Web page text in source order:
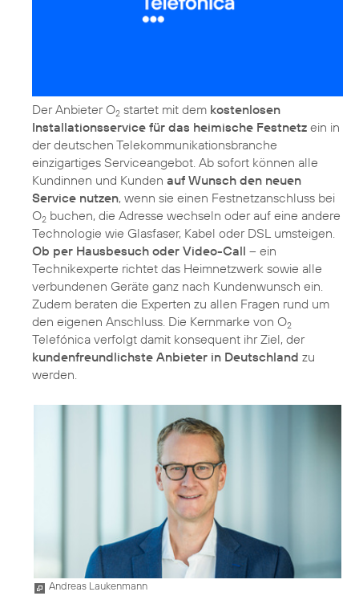
Der Anbieter O2 startet mit dem kostenlosen
Installationsservice für das heimische Festnetz ein in
der deutschen Telekommunikationsbranche
einzigartiges Serviceangebot. Ab sofort können alle
Kundinnen und Kunden auf Wunsch den neuen
Service nutzen, wenn sie einen Festnetzanschluss bei
O2 buchen, die Adresse wechseln oder auf eine andere
Technologie wie Glasfaser, Kabel oder DSL umsteigen.
Ob per Hausbesuch oder Video-Call – ein
Technikexperte richtet das Heimnetzwerk sowie alle
verbundenen Geräte ganz nach Kundenwunsch ein.
Zudem beraten die Experten zu allen Fragen rund um
den eigenen Anschluss. Die Kernmarke von O2
Telefónica verfolgt damit konsequent ihr Ziel, der
kundenfreundlichste Anbieter in Deutschland zu
werden.
Andreas Laukenmann